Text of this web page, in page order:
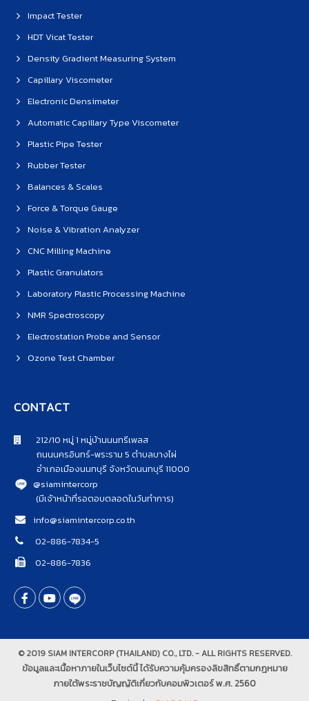
Impact Tester
HDT Vicat Tester
Density Gradient Measuring System
Capillary Viscometer
Electronic Densimeter
Automatic Capillary Type Viscometer
Plastic Pipe Tester
Rubber Tester
Balances & Scales
Force & Torque Gauge
Noise & Vibration Analyzer
CNC Milling Machine
Plastic Granulators
Laboratory Plastic Processing Machine
NMR Spectroscopy
Electrostation Probe and Sensor
Ozone Test Chamber
CONTACT
212/10 หมู่ 1 หมู่บ้านนนทรีเพลส
ถนนนครอินทร์-พระราม 5 ตำบลบางไผ่
อำเภอเมืองนนทบุรี จังหวัดนนทบุรี 11000
@siamintercorp
(มีเจ้าหน้าที่รอตอบตลอดในวันทำการ)
info@siamintercorp.co.th
02-886-7834-5
02-886-7836
© 2019 SIAM INTERCORP (THAILAND) CO., LTD. - ALL RIGHTS RESERVED.
ข้อมูลและเนื้อหาภายในเว็บไซต์นี้ ได้รับความคุ้มครองลิขสิทธิ์ตามกฎหมาย
ภายใต้พระราชบัญญัติเกี่ยวกับคอมพิวเตอร์ พ.ศ. 2560